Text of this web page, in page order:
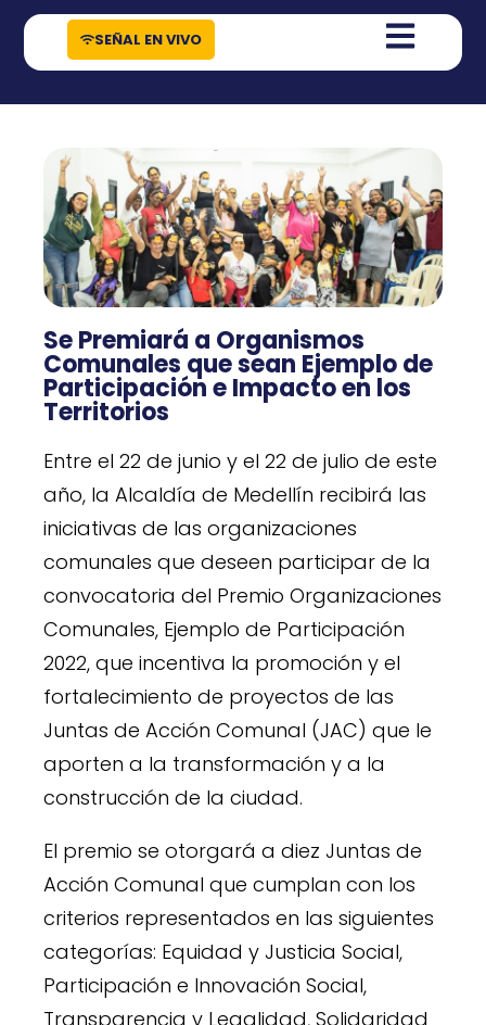
contenido
SEÑAL EN VIVO
Se Premiará a Organismos
Comunales que sean Ejemplo de
Participación e Impacto en los
Territorios
Entre el 22 de junio y el 22 de julio de este
año, la Alcaldía de Medellín recibirá las
iniciativas de las organizaciones
comunales que deseen participar de la
convocatoria del Premio Organizaciones
Comunales, Ejemplo de Participación
2022, que incentiva la promoción y el
fortalecimiento de proyectos de las
Juntas de Acción Comunal (JAC) que le
aporten a la transformación y a la
construcción de la ciudad.
El premio se otorgará a diez Juntas de
Acción Comunal que cumplan con los
criterios representados en las siguientes
categorías: Equidad y Justicia Social,
Participación e Innovación Social,
Transparencia y Legalidad, Solidaridad